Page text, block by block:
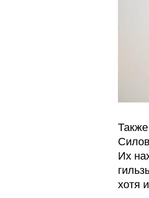
Их
хотя